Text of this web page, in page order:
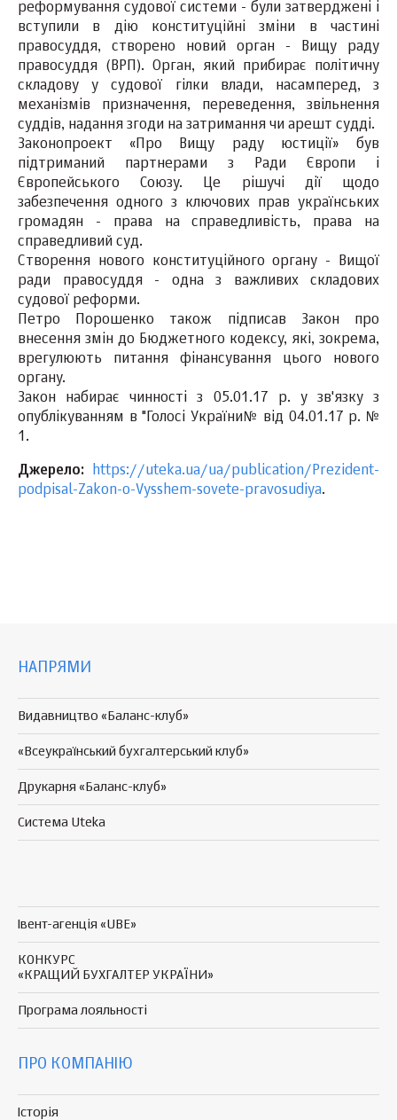
реформування судової системи - були затверджені і
вступили в дію конституційні зміни в частині
правосуддя, створено новий орган - Вищу раду
правосуддя (ВРП). Орган, який прибирає політичну
складову у судової гілки влади, насамперед, з
механізмів призначення, переведення, звільнення
суддів, надання згоди на затримання чи арешт судді.
Законопроект «Про Вищу раду юстиції» був
підтриманий партнерами з Ради Європи і
Європейського Союзу. Це рішучі дії щодо
забезпечення одного з ключових прав українських
громадян - права на справедливість, права на
справедливий суд.
Створення нового конституційного органу - Вищої
ради правосуддя - одна з важливих складових
судової реформи.
Петро Порошенко також підписав Закон про
внесення змін до Бюджетного кодексу, які, зокрема,
врегулюють питання фінансування цього нового
органу.
Закон набирає чинності з 05.01.17 р. у зв'язку з
опублікуванням в "Голосі України№ від 04.01.17 р. №
1.
Джерело:
https://uteka.ua/ua/publication/Prezident-
podpisal-Zakon-o-Vysshem-sovete-pravosudiya.
НАПРЯМИ
Видавництво «Баланс-клуб»
«Всеукраїнський бухгалтерський клуб»
Друкарня «Баланс-клуб»
Система Uteka
Івент-агенція «UBE»
КОНКУРС
«КРАЩИЙ БУХГАЛТЕР УКРАЇНИ»
Програма лояльності
ПРО КОМПАНІЮ
Історія